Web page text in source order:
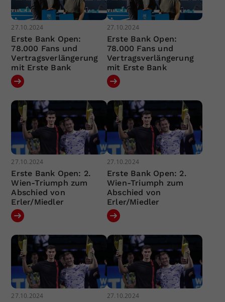
27.10.2024
Erste Bank Open:
78.000 Fans und
Vertragsverlängerung
mit Erste Bank
27.10.2024
Erste Bank Open:
78.000 Fans und
Vertragsverlängerung
mit Erste Bank
27.10.2024
Erste Bank Open: 2.
Wien-Triumph zum
Abschied von
Erler/Miedler
27.10.2024
Erste Bank Open: 2.
Wien-Triumph zum
Abschied von
Erler/Miedler
27.10.2024 27.10.2024